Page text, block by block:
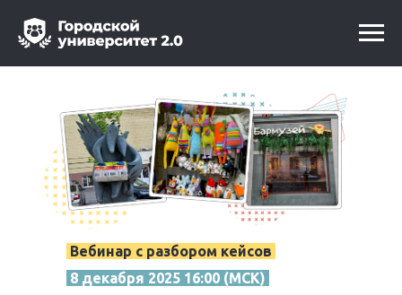
8 декабря 2025 16:00 (МСК)
Вебинар с разбором кейсов